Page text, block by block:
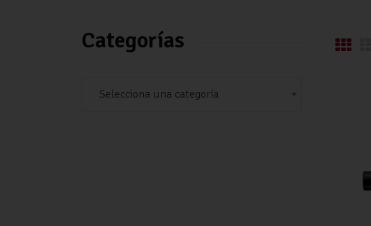
Categorías
Selecciona una categoría